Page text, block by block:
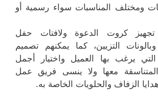
ومختلف المناسبات سواء رسمية أو
تجهيز كروت الدعوة ولافتات حفل
التزيين، كما يمكنهم تصميم
التي يرغب بها العميل واختيار أجمل
المتناسقة معها ولا ينسى فريق عمل
الزفاف والحلويات الخاصة به.